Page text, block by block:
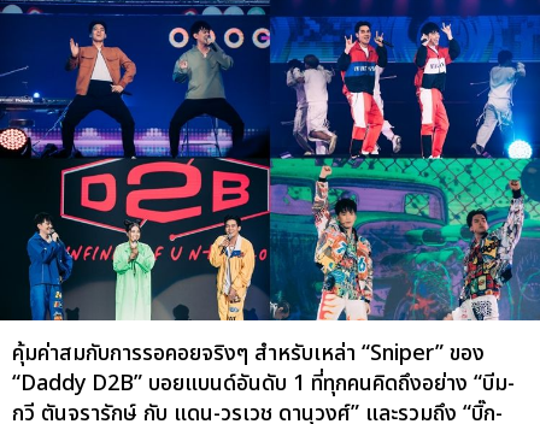
คุ้มค่าสมกับการรอคอยจริงๆ สำหรับเหล่า “Sniper” ของ
“Daddy D2B” บอยแบนด์อันดับ 1 ที่ทุกคนคิดถึงอย่าง “บีม-
กวี ตันจรารักษ์ กับ แดน-วรเวช ดานุวงศ์” และรวมถึง “บิ๊ก-